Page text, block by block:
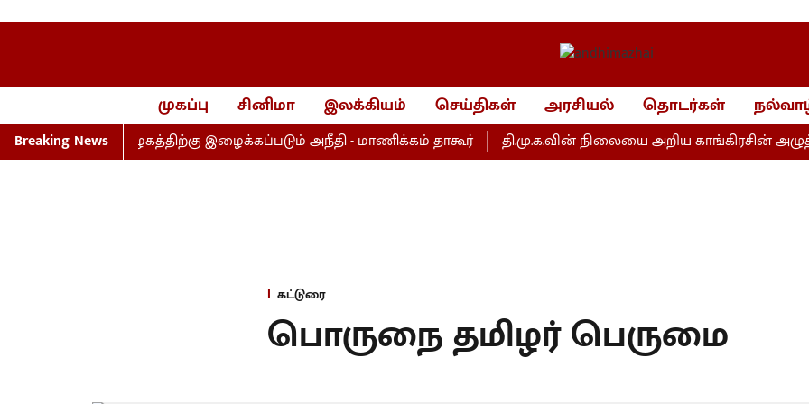
முகப்பு சினிமா இலக்கியம் செய்திகள் அரசியல் தொடர்கள்
Breaking News
தமிழகத்திற்கு இழைக்கப்படும் அநீதி - மாணிக்கம் தாகூர் தி.மு.க.வின் நிலையை அறிய காங்கிரசின்
கட்டுரை
பொருநை தமிழர் பெருமை